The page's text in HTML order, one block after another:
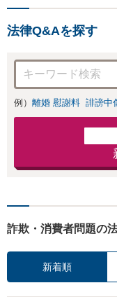
法律Q&Aを探す
例） 離婚 慰謝料 誹謗中
詐欺・消費者問題の
新着順